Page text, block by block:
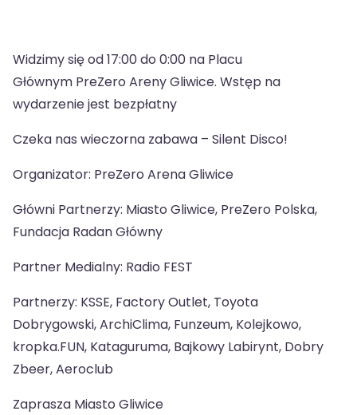
Widzimy się od 17:00 do 0:00 na Placu
Głównym PreZero Areny Gliwice. Wstęp na
wydarzenie jest bezpłatny
Czeka nas wieczorna zabawa – Silent Disco!
Organizator: PreZero Arena Gliwice
Główni Partnerzy: Miasto Gliwice, PreZero Polska,
Fundacja Radan Główny
Partner Medialny: Radio FEST
Partnerzy: KSSE, Factory Outlet, Toyota
Dobrygowski, ArchiClima, Funzeum, Kolejkowo,
kropka.FUN, Kataguruma, Bajkowy Labirynt, Dobry
Zbeer, Aeroclub
Zaprasza Miasto Gliwice